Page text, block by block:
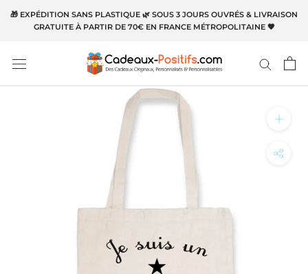
Aller🎁 EXPÉDITION SANS PLASTIQUE 🌿 SOUS 3 JOURS OUVRÉS & LIVRAISON
GRATUITE À PARTIR DE 70€ EN FRANCE MÉTROPOLITAINE 🧡